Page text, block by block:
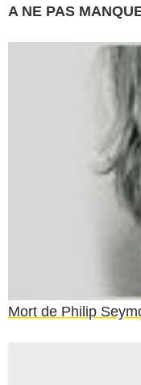
A NE PAS
Mort de Philip